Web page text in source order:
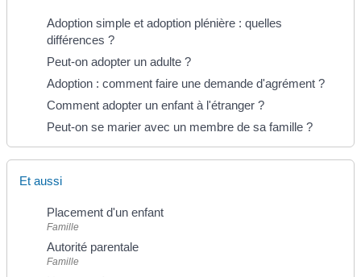
Adoption simple et adoption plénière : quelles
différences ?
Peut-on adopter un adulte ?
Adoption : comment faire une demande d'agrément ?
Comment adopter un enfant à l'étranger ?
Peut-on se marier avec un membre de sa famille ?
Et aussi
Placement d'un enfant
Famille
Autorité parentale
Famille